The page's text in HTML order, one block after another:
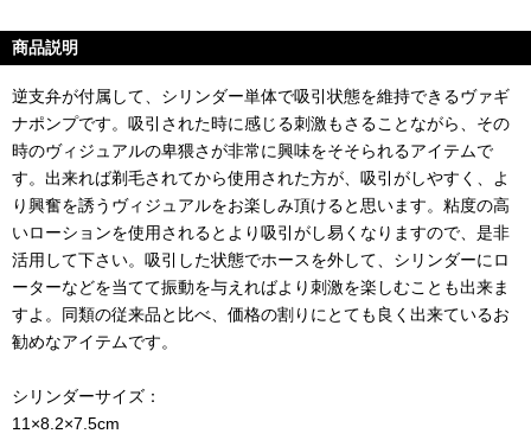
商品説明
逆支弁が付属して、シリンダー単体で吸引状態を維持できるヴァギ
ナポンプです。吸引された時に感じる刺激もさることながら、その
時のヴィジュアルの卑猥さが非常に興味をそそられるアイテムで
す。出来れば剃毛されてから使用された方が、吸引がしやすく、よ
り興奮を誘うヴィジュアルをお楽しみ頂けると思います。粘度の高
いローションを使用されるとより吸引がし易くなりますので、是非
活用して下さい。吸引した状態でホースを外して、シリンダーにロ
ーターなどを当てて振動を与えればより刺激を楽しむことも出来ま
すよ。同類の従来品と比べ、価格の割りにとても良く出来ているお
勧めなアイテムです。
シリンダーサイズ：
11×8.2×7.5cm